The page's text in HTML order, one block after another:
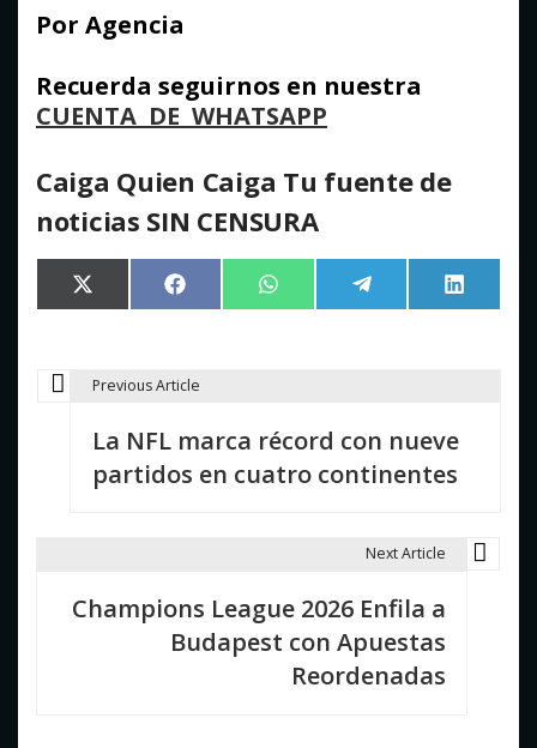
Por Agencia
Recuerda seguirnos en nuestra
CUENTA DE WHATSAPP
Caiga Quien Caiga Tu fuente de
noticias SIN CENSURA
Compartir
en
X
(Twitter)
Compartir
en
Facebook Compartir
en
WhatsApp Compartir
en
Telegram
en
LinkedIn
N
Previous Article
La NFL marca récord con nueve
partidos en cuatro continentes
Next Article
Champions League 2026 Enfila a
Budapest con Apuestas
Reordenadas